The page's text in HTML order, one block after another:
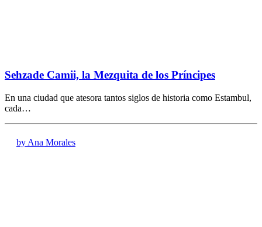
Sehzade Camii, la Mezquita de los Príncipes
En una ciudad que atesora tantos siglos de historia como Estambul,
cada…
by Ana Morales